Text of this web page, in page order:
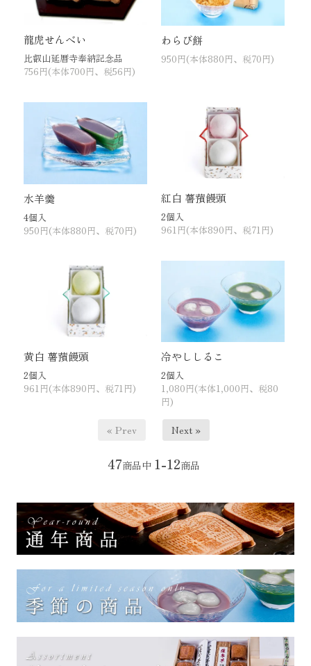
龍虎せんべい
比叡山延暦寺奉納記念品
756円(本体700円、税56円)
わらび餅
950円(本体880円、税70円)
水羊羹
4個入
950円(本体880円、税70円)
紅白 薯蕷饅頭
2個入
961円(本体890円、税71円)
黄白 薯蕷饅頭
2個入
961円(本体890円、税71円)
冷やししるこ
2個入
1,080円(本体1,000円、税80
円)
« Prev Next »
47商品中 1-12商品